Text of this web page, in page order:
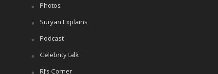
Photos
Suryan Explains
Podcast
Celebrity talk
RJ’s Corner